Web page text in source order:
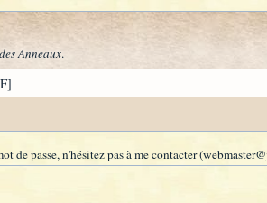
Anneaux.
de passe, n'hésitez pas à me contacter